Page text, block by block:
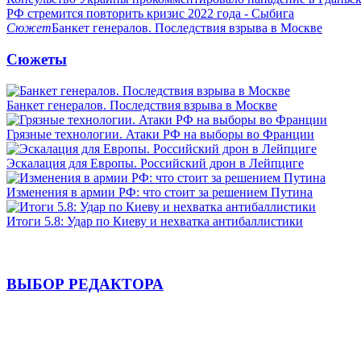
РФ стремится повторить кризис 2022 года - Сыбига
СюжетБанкет генералов. Последствия взрыва в Москве
Сюжеты
Банкет генералов. Последствия взрыва в Москве
Грязные технологии. Атаки РФ на выборы во Франции
Эскалация для Европы. Российский дрон в Лейпциге
Изменения в армии РФ: что стоит за решением Путина
Итоги 5.8: Удар по Киеву и нехватка антибаллистики
ВЫБОР РЕДАКТОРА